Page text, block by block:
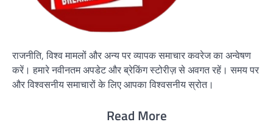
राजनीति, विश्व मामलों और अन्य पर व्यापक समाचार कवरेज का अन्वेषण
करें। हमारे नवीनतम अपडेट और ब्रेकिंग स्टोरीज़ से अवगत रहें। समय पर
और विश्वसनीय समाचारों के लिए आपका विश्वसनीय स्रोत।
Read More